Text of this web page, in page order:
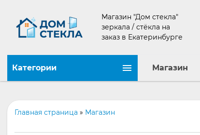
Магазин "Дом стекла"
зеркала / стёкла на
заказ в Екатеринбурге
Категории Магазин
Главная страница » Магазин